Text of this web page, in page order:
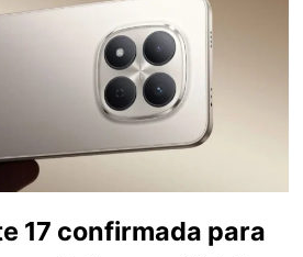
17 confirmada para